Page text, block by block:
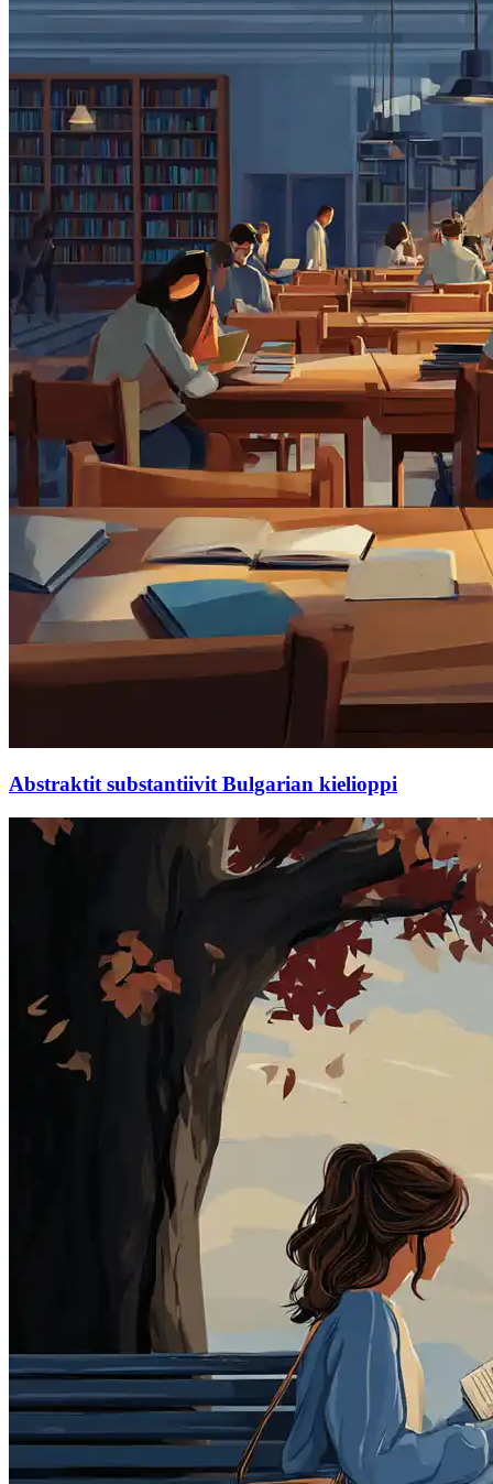
Abstraktit substantiivit Bulgarian kielioppi